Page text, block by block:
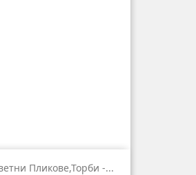
Пликове,торби -...